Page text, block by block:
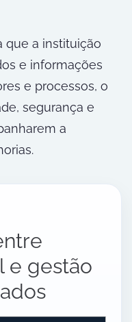
que a instituição
e informações
e processos, o
segurança e
a
e gestão